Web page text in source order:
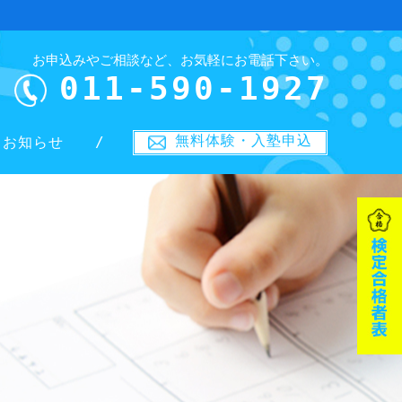
お申込みやご相談など、お気軽にお電話下さい。
011-590-1927
お知らせ 無料体験・入塾申込